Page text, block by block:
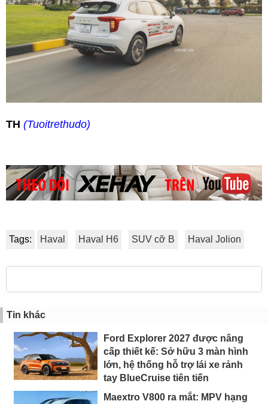
TH (Tuoitrethudo)
Tags: Haval Haval H6 SUV cỡ B Haval Jolion
Tin khác
Ford Explorer 2027 được nâng
cấp thiết kế: Sở hữu 3 màn hình
lớn, hệ thống hỗ trợ lái xe rảnh
tay BlueCruise tiên tiến
Maextro V800 ra mắt: MPV hạng